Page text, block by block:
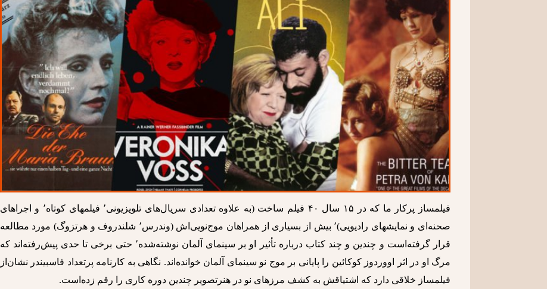
فیلمساز پرکار ما که در ۱۵ سال ۴۰ فیلم ساخت (به علاوه تعدادی سریال‌های تلویزیونی٬ فیلمهای کوتاه٬ و اجراهای
صحنه‌ای و نمایشهای رادیویی)٬ بیش از بسیاری از همراهان موج‌نویی‌اش (وندرس٬ شلندروف و هرتزوگ) مورد مطالعه
قرار گرفته‌است و چندین و چند کتاب درباره تأثیر او بر سینمای آلمان نوشته‌شده٬ حتی برخی تا حدی پیش‌رفته‌اند که
مرگ او در اثر اووردوز کوکائین را پایانی بر موج نو سینمای آلمان خوانده‌اند. نگاهی به کارنامه پرتعداد فاسبیندر نشان‌از
فیلمساز خلاقی دارد که اشتیاقش به کشف مرزهای نو در هنرتصویر چندین دوره کاری را رقم زده‌است.